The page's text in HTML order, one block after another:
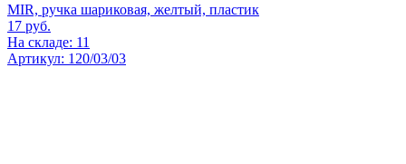
MIR, ручка шариковая, желтый, пластик
17 руб.
На складе: 11
Артикул: 120/03/03